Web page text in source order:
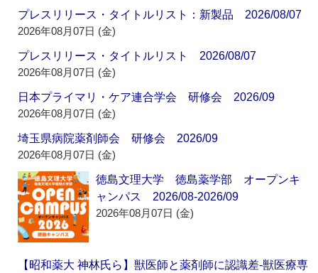
プレスリリース・タイトルリスト：新製品 2026/08/07
2026年08月07日 (金)
プレスリリース・タイトルリスト 2026/08/07
2026年08月07日 (金)
日本プライマリ・ケア連合学会 研修会 2026/09
2026年08月07日 (金)
埼玉県病院薬剤師会 研修会 2026/09
2026年08月07日 (金)
徳島文理大学 徳島薬学部 オープンキ
ャンパス 2026/08-2026/09
2026年08月07日 (金)
【昭和薬大 神林氏ら】獣医師と薬剤師に認識差‐獣医療専